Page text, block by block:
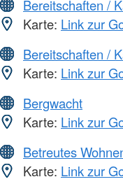
Bereitschaften /
Karte: Link zur
Bereitschaften /
Karte: Link zur
Bergwacht
Karte: Link zur
Betreutes
Karte: Link zur